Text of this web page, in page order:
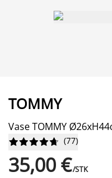
TOMMY
Vase TOMMY





 (77)
35,00 €/STK